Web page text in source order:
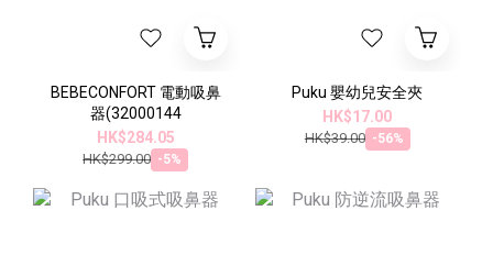
BEBECONFORT 電動吸鼻
器(32000144
HK$284.05
HK$299.00 -5%
Puku 嬰幼兒安全夾
HK$17.00
HK$39.00 -56%